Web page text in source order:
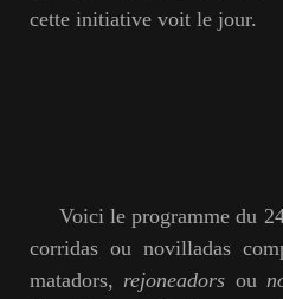
cette initiative voit le jour.
Voici le programme du 24
corridas ou novilladas
matadors,rejoneadors ou